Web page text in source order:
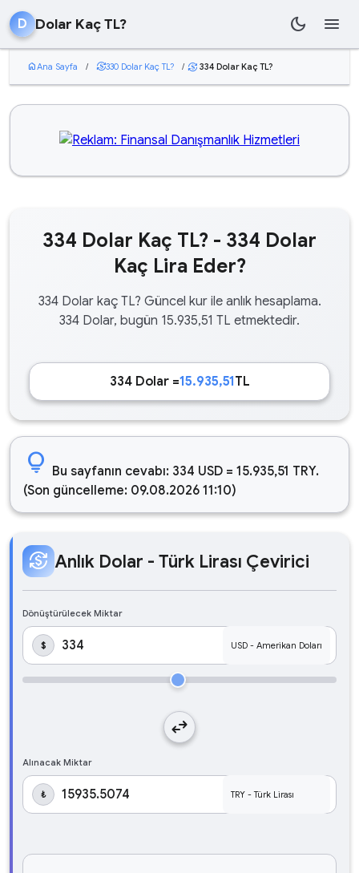
D Dolar Kaç TL? dark_mode menu
homeAna Sayfa / currency_exchange330 Dolar Kaç TL? / currency_exchange 334 Dolar Kaç TL?
334 Dolar Kaç TL? - 334 Dolar
Kaç Lira Eder?
334 Dolar kaç TL? Güncel kur ile anlık hesaplama.
334 Dolar, bugün 15.935,51 TL etmektedir.
334 Dolar =15.935,51TL
lightbulb Bu sayfanın cevabı: 334 USD = 15.935,51 TRY.
(Son güncelleme: 09.08.2026 11:10)
currency_exchange Anlık Dolar - Türk Lirası Çevirici
Dönüştürülecek Miktar
$
swap_horiz
Alınacak Miktar
₺